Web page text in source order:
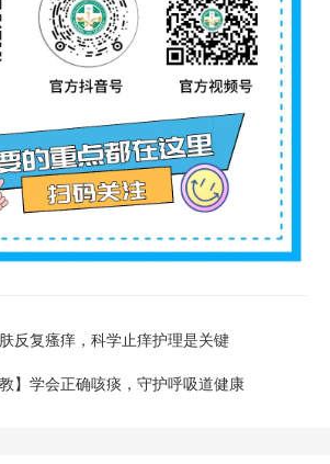
反复瘙痒，科学止痒护理是关键
】学会正确咳痰，守护呼吸道健康